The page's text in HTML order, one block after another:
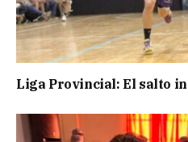
Liga Provincial: El salto